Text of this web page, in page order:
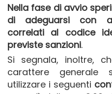
Nella fase di avvio
di adeguarsi con
correlati al codice
previste sanzioni.
Si segnala, inoltre,
carattere generale
utilizzare i seguenti